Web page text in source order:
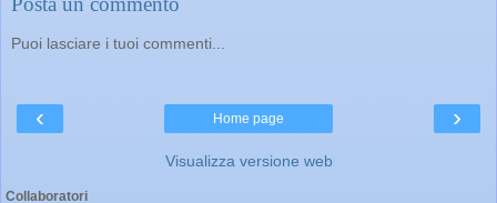
Puoi lasciare i tuoi commenti...
‹ ›
Home page
Visualizza versione web
Collaboratori